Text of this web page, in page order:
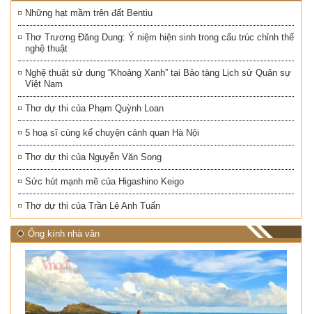
Những hạt mầm trên đất Bentiu
Thơ Trương Đăng Dung: Ý niệm hiện sinh trong cấu trúc chỉnh thể
nghệ thuật
Nghệ thuật sử dụng “Khoảng Xanh” tại Bảo tàng Lịch sử Quân sự
Việt Nam
Thơ dự thi của Phạm Quỳnh Loan
5 hoạ sĩ cùng kể chuyện cảnh quan Hà Nội
Thơ dự thi của Nguyễn Văn Song
Sức hút mạnh mẽ của Higashino Keigo
Thơ dự thi của Trần Lê Anh Tuấn
Ống kính nhà văn